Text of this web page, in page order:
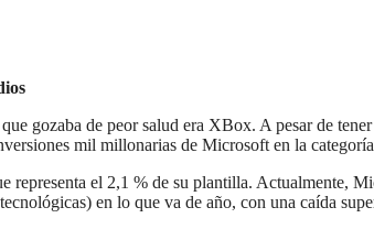
gozaba de peor salud era XBox. A pesar de
mil millonarias de Microsoft en la
representa el 2,1 % de su plantilla. Actualmente,
en lo que va de año, con una caída